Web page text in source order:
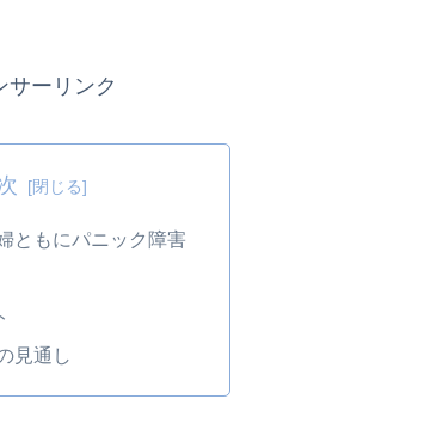
サーリンク
ともにパニック障害
見通し